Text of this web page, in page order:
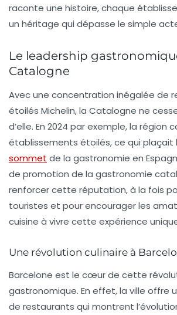
raconte une histoire, chaque
un héritage qui dépasse le simple
Le leadership
Catalogne
Avec une concentration inégalée de
étoilés Michelin, la Catalogne ne
d’elle. En 2024 par exemple, la région
établissements étoilés, ce qui plaçait
sommet de la gastronomie en
de promotion de la gastronomie
renforcer cette réputation, à la fois
touristes et pour encourager les
cuisine à vivre cette expérience
Une révolution culinaire à
Barcelone est le cœur de cette
gastronomique. En effet, la ville offre
de restaurants qui montrent